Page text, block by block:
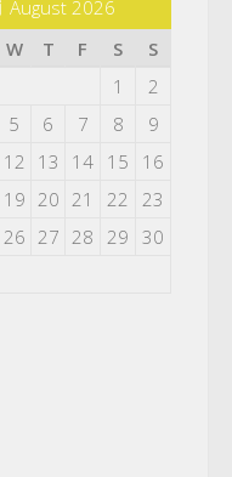
August 2026
W T F S
S
1
2
5 6 7 8
9
12 13 14 15
16
19 20 21 22 23
26 27 28 29 30